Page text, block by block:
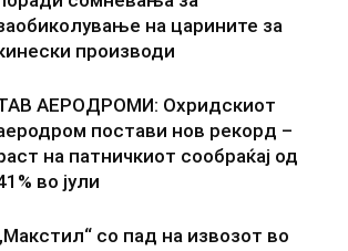
на царините за
производи
АЕРОДРОМИ: Охридскиот
постави нов рекорд –
на патничкиот сообраќај од
во јули
со пад на извозот во